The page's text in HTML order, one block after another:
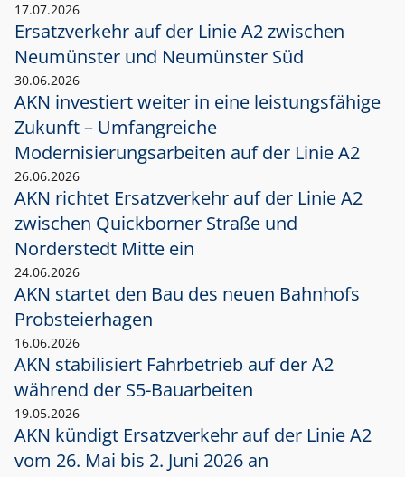
17.07.2026
Ersatzverkehr auf der Linie A2 zwischen
Neumünster und Neumünster Süd
30.06.2026
AKN investiert weiter in eine leistungsfähige
Zukunft – Umfangreiche
Modernisierungsarbeiten auf der Linie A2
26.06.2026
AKN richtet Ersatzverkehr auf der Linie A2
zwischen Quickborner Straße und
Norderstedt Mitte ein
24.06.2026
AKN startet den Bau des neuen Bahnhofs
Probsteierhagen
16.06.2026
AKN stabilisiert Fahrbetrieb auf der A2
während der S5-Bauarbeiten
19.05.2026
AKN kündigt Ersatzverkehr auf der Linie A2
vom 26. Mai bis 2. Juni 2026 an